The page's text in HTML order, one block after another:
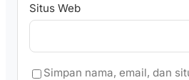
Situs Web
Simpan nama, email, dan